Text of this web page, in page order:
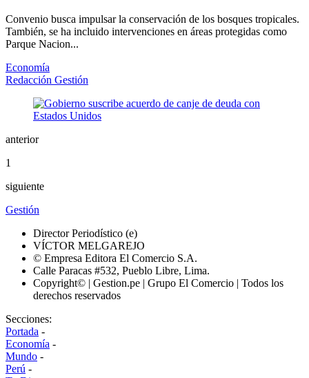
Convenio busca impulsar la conservación de los bosques tropicales.
También, se ha incluido intervenciones en áreas protegidas como
Parque Nacion...
Economía
Redacción Gestión
anterior
1
siguiente
Gestión
Director Periodístico (e)
VÍCTOR MELGAREJO
© Empresa Editora El Comercio S.A.
Calle Paracas #532, Pueblo Libre, Lima.
Copyright© | Gestion.pe | Grupo El Comercio | Todos los
derechos reservados
Secciones:
Portada -
Economía -
Mundo -
Perú -